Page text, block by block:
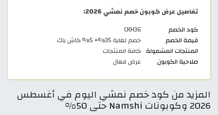
تفاصيل عرض كوبون خصم نمشي 2026:
كود الخصم
CKH36
قيمة الخصم
خصم لغاية 35%+ 5% كاش باك
المنتجات المشمولة كافة المنتجات
صلاحية الكوبون
عرض فعال
المزيد من كود خصم نمشي اليوم في أغسطس
2026 وكوبونات Namshi حتى 50%